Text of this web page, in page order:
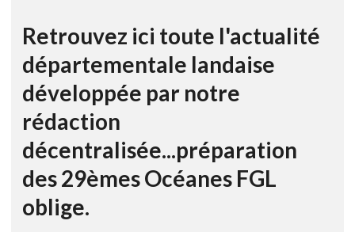
Retrouvez ici toute l'actualité
départementale landaise
développée par notre
rédaction
décentralisée...préparation
des 29èmes Océanes FGL
oblige.